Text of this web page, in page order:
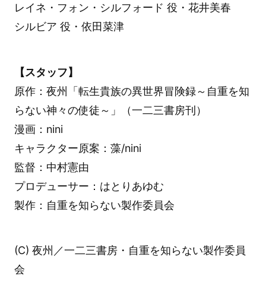
レイネ・フォン・シルフォード 役・花井美春
シルビア 役・依田菜津
【スタッフ】
原作：夜州「転生貴族の異世界冒険録～自重を知
らない神々の使徒～」（一二三書房刊）
漫画：nini
キャラクター原案：藻/nini
監督：中村憲由
プロデューサー：はとりあゆむ
製作：自重を知らない製作委員会
(C) 夜州／一二三書房・自重を知らない製作委員
会